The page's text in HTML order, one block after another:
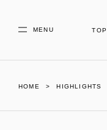
MENU TOP
HOME HIGHLIGHTS